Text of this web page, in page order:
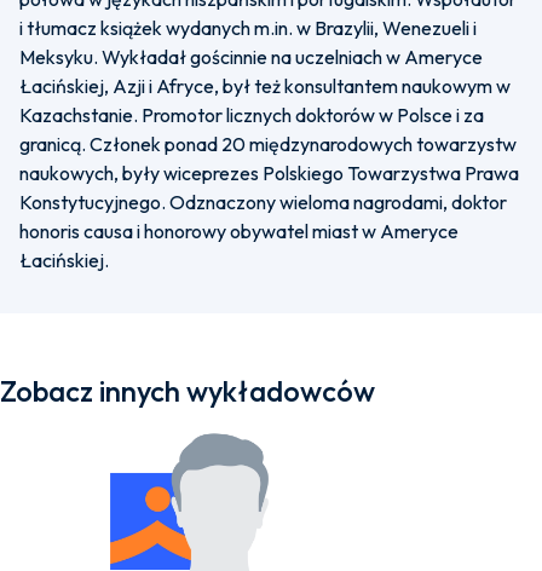
i tłumacz książek wydanych m.in. w Brazylii, Wenezueli i
Meksyku. Wykładał gościnnie na uczelniach w Ameryce
Łacińskiej, Azji i Afryce, był też konsultantem naukowym w
Kazachstanie. Promotor licznych doktorów w Polsce i za
granicą. Członek ponad 20 międzynarodowych towarzystw
naukowych, były wiceprezes Polskiego Towarzystwa Prawa
Konstytucyjnego. Odznaczony wieloma nagrodami, doktor
honoris causa i honorowy obywatel miast w Ameryce
Łacińskiej.
Zobacz innych wykładowców